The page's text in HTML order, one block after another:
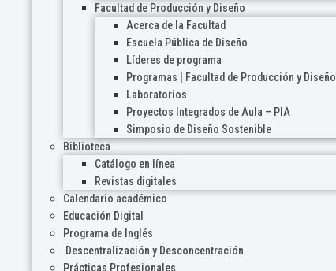
Facultad de Producción y Diseño
Acerca de la Facultad
Escuela Pública de Diseño
Líderes de programa
Programas | Facultad de Producción y Diseño
Laboratorios
Proyectos Integrados de Aula – PIA
Simposio de Diseño Sostenible
Biblioteca
Catálogo en línea
Revistas digitales
Calendario académico
Educación Digital
Programa de Inglés
Descentralización y Desconcentración
Prácticas Profesionales